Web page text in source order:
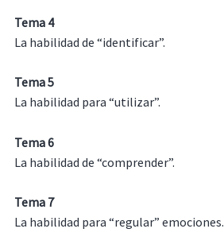
Tema 4
La habilidad de “identificar”.
Tema 5
La habilidad para “utilizar”.
Tema 6
La habilidad de “comprender”.
Tema 7
La habilidad para “regular” emociones.